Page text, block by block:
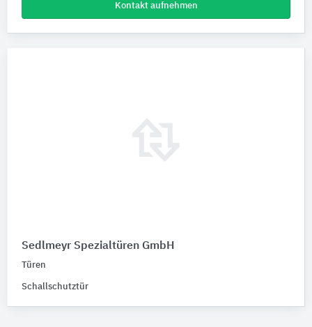
Kontakt aufnehmen
Sedlmeyr Spezialtüren GmbH
Türen
Schallschutztür